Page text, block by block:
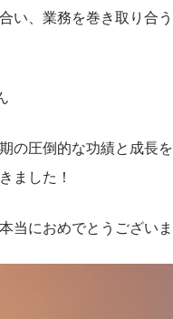
い、業務を巻き取り合
の圧倒的な功績と成長
ました！
当におめでとうございま